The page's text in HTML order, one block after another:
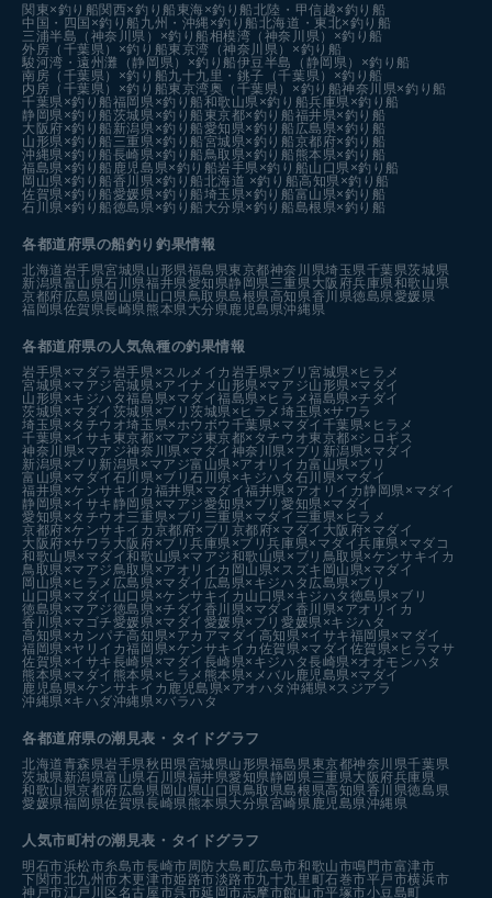
関東×釣り船関西×釣り船 東海×釣り船北陸・甲信越×釣り船
中国・四国×釣り船 九州・沖縄×釣り船北海道・東北×釣り船
三浦半島（神奈川県）×釣り船相模湾（神奈川県）×釣り船
外房（千葉県）×釣り船東京湾（神奈川県）×釣り船
駿河湾・遠州灘（静岡県）×釣り船伊豆半島（静岡県）×釣り船
南房（千葉県）×釣り船九十九里・銚子（千葉県）×釣り船
内房（千葉県）×釣り船東京湾奥（千葉県）×釣り船神奈川県×釣り船
千葉県×釣り船福岡県×釣り船和歌山県×釣り船兵庫県×釣り船
静岡県×釣り船茨城県×釣り船 東京都×釣り船福井県×釣り船
大阪府×釣り船 新潟県×釣り船愛知県×釣り船 広島県×釣り船
山形県×釣り船 三重県×釣り船宮城県×釣り船京都府×釣り船
沖縄県×釣り船長崎県×釣り船 鳥取県×釣り船 熊本県×釣り船
福島県×釣り船 鹿児島県×釣り船岩手県×釣り船山口県×釣り船
岡山県×釣り船香川県×釣り船北海道 ×釣り船高知県×釣り船
佐賀県×釣り船愛媛県×釣り船埼玉県×釣り船富山県×釣り船
石川県×釣り船徳島県×釣り船 大分県×釣り船島根県×釣り船
各都道府県の船釣り釣果情報
北海道 岩手県宮城県 山形県福島県東京都神奈川県埼玉県千葉県茨城県
新潟県富山県石川県福井県愛知県静岡県 三重県 大阪府兵庫県和歌山県
京都府広島県岡山県 山口県 鳥取県島根県高知県香川県徳島県愛媛県
福岡県佐賀県長崎県 熊本県 大分県 鹿児島県沖縄県
各都道府県の人気魚種の釣果情報
岩手県×マダラ 岩手県×スルメイカ 岩手県×ブリ宮城県×ヒラメ
宮城県×マアジ宮城県×アイナメ 山形県×マアジ山形県×マダイ
山形県×キジハタ福島県×マダイ福島県×ヒラメ福島県×チダイ
茨城県×マダイ 茨城県×ブリ茨城県×ヒラメ埼玉県×サワラ
埼玉県×タチウオ埼玉県×ホウボウ 千葉県×マダイ 千葉県×ヒラメ
千葉県×イサキ 東京都×マアジ 東京都×タチウオ東京都×シロギス
神奈川県×マアジ神奈川県×マダイ 神奈川県×ブリ 新潟県×マダイ
新潟県×ブリ 新潟県×マアジ富山県×アオリイカ富山県×ブリ
富山県×マダイ 石川県×ブリ石川県×キジハタ 石川県×マダイ
福井県×ケンサキイカ 福井県×マダイ福井県×アオリイカ静岡県×マダイ
静岡県×イサキ静岡県×マアジ愛知県×ブリ愛知県×マダイ
愛知県×タチウオ三重県×ブリ 三重県×マダイ 三重県×ヒラメ
京都府×ケンサキイカ 京都府×ブリ 京都府×マダイ 大阪府×マダイ
大阪府×サワラ 大阪府×ブリ兵庫県×ブリ兵庫県×マダイ兵庫県×マダコ
和歌山県×マダイ和歌山県×マアジ和歌山県×ブリ 鳥取県×ケンサキイカ
鳥取県×マアジ 鳥取県×アオリイカ 岡山県×スズキ 岡山県×マダイ
岡山県×ヒラメ 広島県×マダイ 広島県×キジハタ 広島県×ブリ
山口県×マダイ 山口県×ケンサキイカ 山口県×キジハタ 徳島県×ブリ
徳島県×マアジ徳島県×チダイ 香川県×マダイ 香川県×アオリイカ
香川県×マゴチ愛媛県×マダイ 愛媛県×ブリ愛媛県×キジハタ
高知県×カンパチ高知県×アカアマダイ 高知県×イサキ福岡県×マダイ
福岡県×ヤリイカ福岡県×ケンサキイカ 佐賀県×マダイ 佐賀県×ヒラマサ
佐賀県×イサキ長崎県×マダイ 長崎県×キジハタ長崎県×オオモンハタ
熊本県×マダイ 熊本県×ヒラメ 熊本県×メバル 鹿児島県×マダイ
鹿児島県×ケンサキイカ 鹿児島県×アオハタ沖縄県×スジアラ
沖縄県×キハダ沖縄県×バラハタ
各都道府県の潮見表 ・タイドグラフ
北海道青森県岩手県秋田県宮城県山形県福島県 東京都神奈川県千葉県
茨城県 新潟県富山県石川県福井県愛知県静岡県 三重県大阪府兵庫県
和歌山県京都府広島県 岡山県山口県 鳥取県島根県高知県香川県徳島県
愛媛県福岡県佐賀県長崎県 熊本県大分県宮崎県 鹿児島県沖縄県
人気市町村の潮見表・タイドグラフ
明石市浜松市糸島市長崎市 周防大島町広島市和歌山市鳴門市富津市
下関市北九州市木更津市姫路市淡路市九十九里町石巻市平戸市横浜市
神戸市江戸川区名古屋市呉市延岡市志摩市館山市平塚市小豆島町